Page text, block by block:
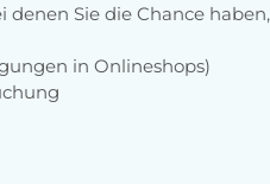
Sie die Chance haben,
in Onlineshops)